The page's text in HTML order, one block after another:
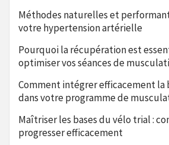
Méthodes naturelles et
votre hypertension artérielle
Pourquoi la récupération est
optimiser vos séances de
Comment intégrer efficacement la
dans votre programme de
Maîtriser les bases du vélo trial :
progresser efficacement